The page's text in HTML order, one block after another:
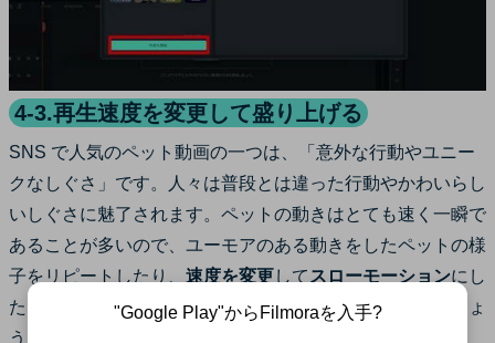
4-3.再生速度を変更して盛り上げる
SNS で人気のペット動画の一つは、「意外な行動やユニー
クなしぐさ」です。人々は普段とは違った行動やかわいらし
いしぐさに魅了されます。ペットの動きはとても速く一瞬で
あることが多いので、ユーモアのある動きをしたペットの様
子をリピートしたり、 速度を変更して スローモーションにし
たりすると動画のハイライトが強調されて盛り上がるでしょ
う。
"Google Play"からFilmoraを入手?